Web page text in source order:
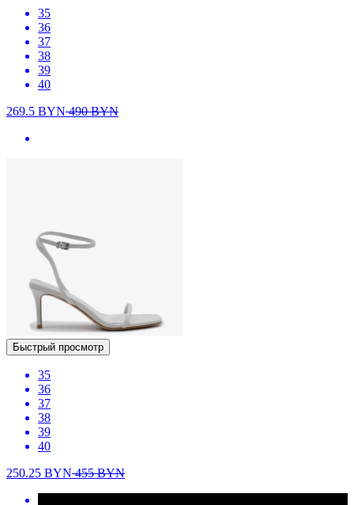
35
36
37
38
39
40
269.5 BYN490BYN
Быстрый просмотр
35
36
37
38
39
40
250.25 BYN455BYN